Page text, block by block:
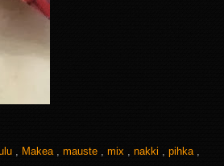
, Makea , mauste , mix , nakki , pihka ,